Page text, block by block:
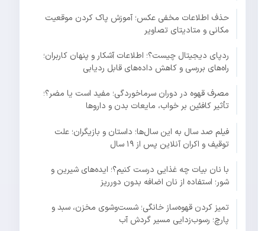
حذف اطلاعات مخفی عکس؛ آموزش پاک کردن موقعیت
مکانی و متادیتای تصاویر
ردپای دیجیتال چیست؟؛ اطلاعات آشکار و پنهان کاربران؛
راه‌های بررسی و کاهش داده‌های قابل ردیابی
مصرف قهوه در دوران سرماخوردگی؛ مفید است یا مضر؟؛
تأثیر کافئین بر خواب، مایعات بدن و داروها
فیلم صد سال به این سال‌ها؛ داستان و بازیگران؛ علت
توقیف و اکران آنلاین پس از ۱۹ سال
با نان بیات چه غذایی درست کنیم؟؛ ایده‌های شیرین و
شور؛ استفاده از نان اضافه بدون دورریز
تمیز کردن قهوه‌ساز خانگی؛ شست‌وشوی مخزن، سبد و
پارچ؛ رسوب‌زدایی مسیر گردش آب